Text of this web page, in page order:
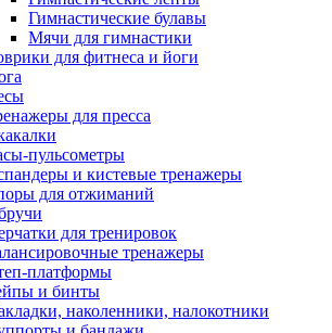
Гимнастические булавы
Мячи для гимнастики
для фитнеса и йоги
для пресса
пульсометры
и кистевые тренажеры
для отжиманий
для тренировок
тренажеры
платформы
и бинты
наколенники, налокотники